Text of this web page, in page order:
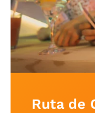
Ruta de